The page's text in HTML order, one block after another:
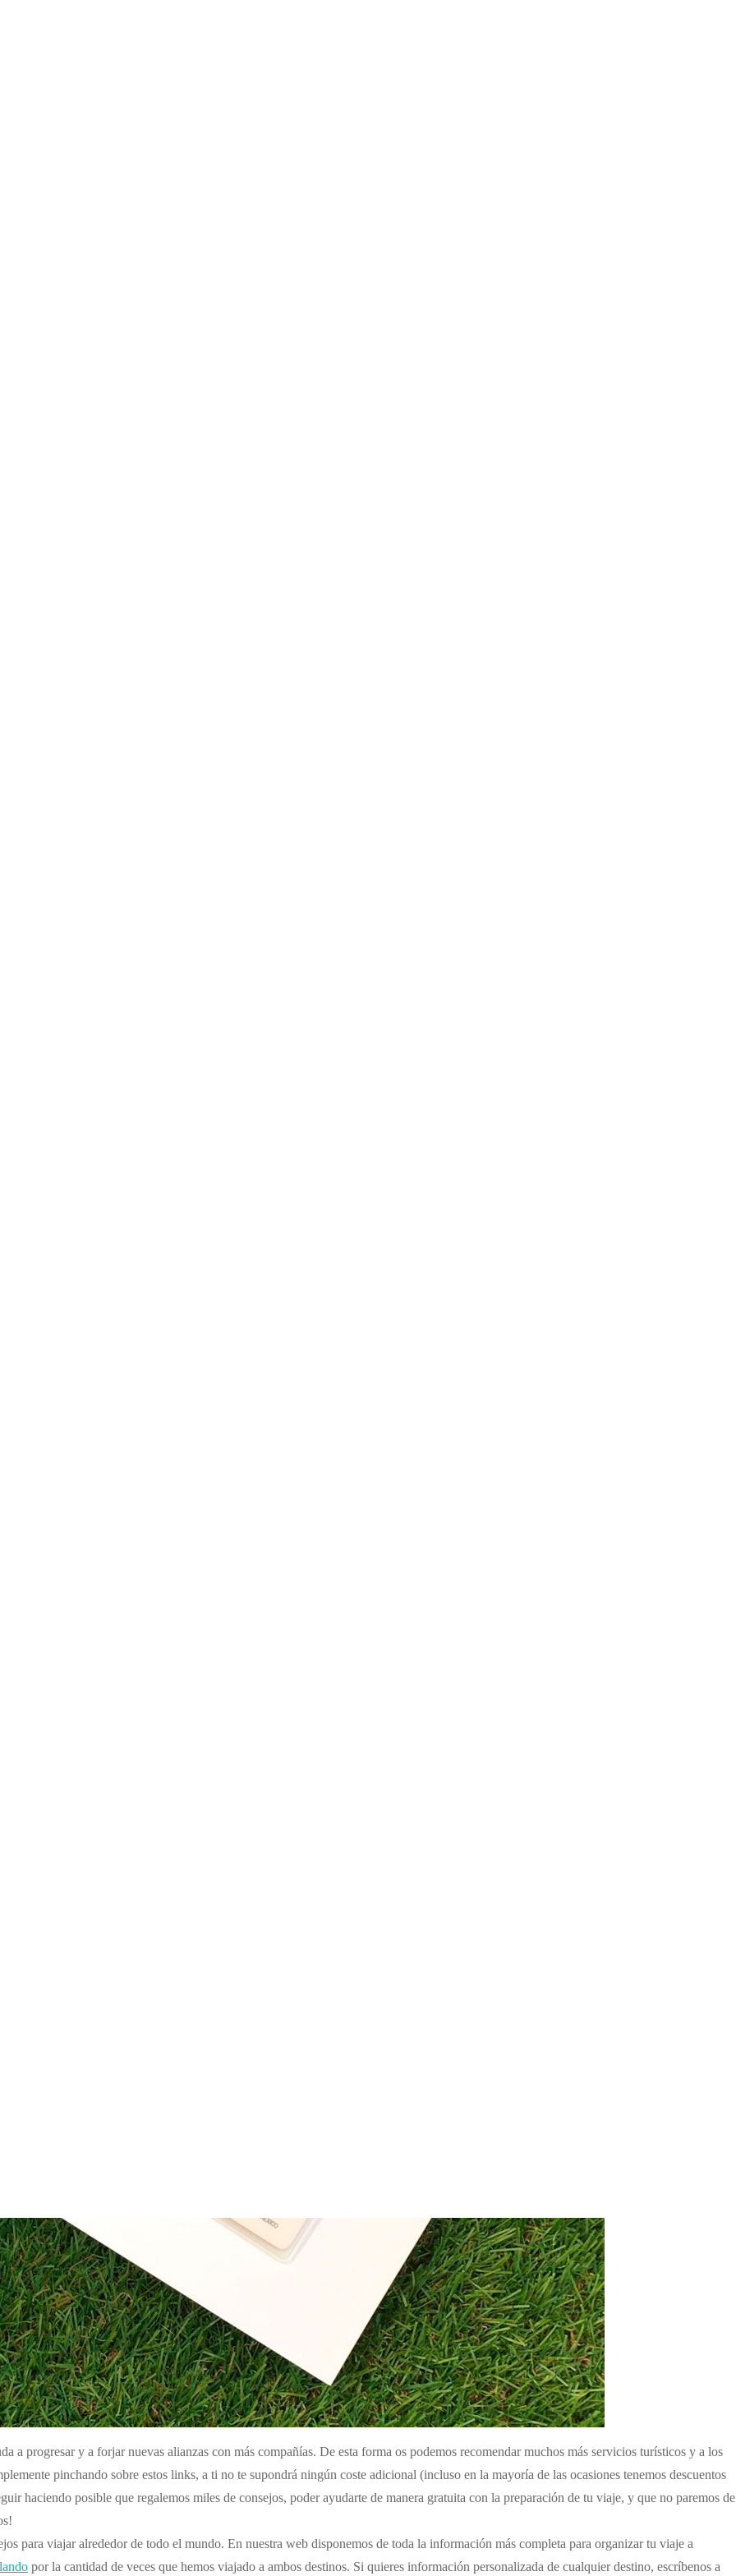
familia, si va a ser muy caro, si podré conectarme al wifi… Pues hoy te traigo la solución. Hoy te presento Holafly, la mejor tarjetas
que disfrutes de conexión sin límites estés donde estés. Las tarjetas Sim telefónicas para los viajeros han llegado.
os respondemos lo mismo. «Holafly es vuestra solución». Además, consigue un
hoteles, sabrás que la conexión no es la mejor. Muchos clientes tirando del mismo wifi hace que las conexiones sean lentisimas. Además, no
pierdes y no tienes conexión para saber cómo llegar a tu destino. Qué necesitas entrar a tu correo electrónico para descargar las entradas
telefónicas de Holafly, la solución a nuestros problemas ha llegado para quedarse.
operadoras de telefonía.
gratuito. También incluyen la opción de envío urgente, pero en este caso deberás pagar los gastos adicionales del envío.
por tu tarjeta de Holafly. Es muy fácil. ten en cuenta, que con la tarjeta recibirás todas las instrucciones explicadas paso a paso. Pero
comunicaciones y para conectarte a internet cuando viajas. Líder del sector de las tarjetas Sim Prepago para viajar. Ya sabes que si
es inmediata. Sin esperas. Te llegará por mail un código Qr que deberás leer con tu móvil y listo!! Así de fácil. A continuación te digo
eSim:
tienes la solución.
significa que puedes perder la que quitas… y si pierdes tu tarjeta original… estás perdido.
nuestros lectores. Recuerda que si contratas tu tarjeta eSim con nosotros tienes un
a progresar y a forjar nuevas alianzas con más compañías. De esta forma os podemos recomendar muchos más servicios turísticos y a los
pinchando sobre estos links, a ti no te supondrá ningún coste adicional (incluso en la mayoría de las ocasiones tenemos descuentos
haciendo posible que regalemos miles de consejos, poder ayudarte de manera gratuita con la preparación de tu viaje, y que no paremos de
para viajar alrededor de todo el mundo. En nuestra web disponemos de toda la información más completa para organizar tu viaje a
por la cantidad de veces que hemos viajado a ambos destinos. Si quieres información personalizada de cualquier destino, escríbenos a